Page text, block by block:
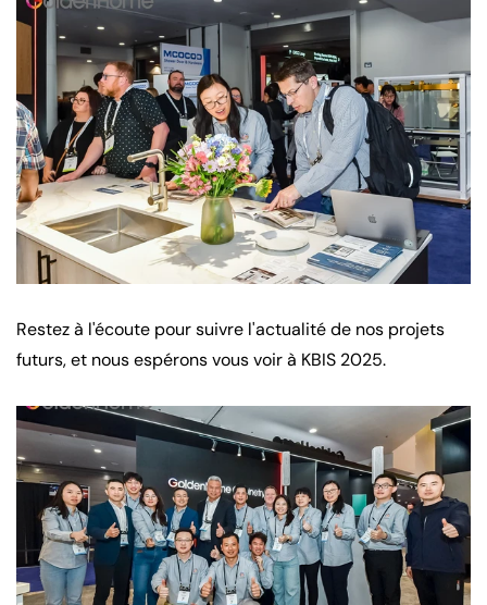
Restez à l'écoute pour suivre l'actualité de nos projets
futurs, et nous espérons vous voir à KBIS 2025.